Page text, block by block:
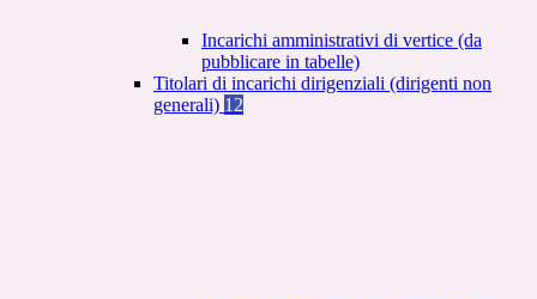
Incarichi amministrativi di vertice (da
pubblicare in tabelle)
Titolari di incarichi dirigenziali (dirigenti non
generali) 12